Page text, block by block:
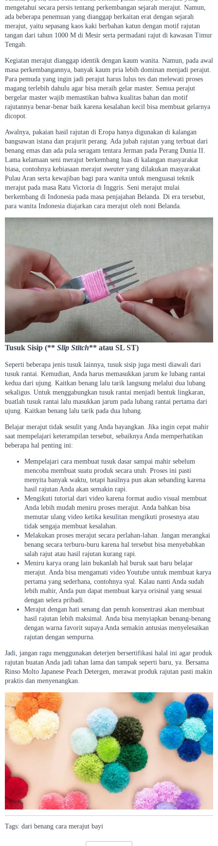
mengetahui secara persis tentang perkembangan sejarah merajut. Namun,
ada beberapa penemuan yang dianggap berkaitan erat dengan sejarah
merajut, yaitu sepasang kaos kaki berbahan katun dengan motif rajutan
tangan dari tahun 1000 M di Mesir serta permadani rajut di kawasan Timur
Tengah.
Kegiatan merajut dianggap identik dengan kaum wanita. Namun, pada awal
masa perkembangannya, banyak kaum pria lebih dominan menjadi perajut.
Para pemuda yang ingin jadi perajut harus lulus tes dan melewati proses
magang terlebih dahulu agar bisa meraih gelar master. Semua perajut
bergelar master wajib memastikan bahwa kualitas bahan dan motif
rajutannya benar-benar baik karena kesalahan kecil bisa membuat gelarnya
dicopot.
Awalnya, pakaian hasil rajutan di Eropa hanya digunakan di kalangan
bangsawan istana dan prajurit perang. Ada jubah rajutan yang terbuat dari
benang emas dan ada pula seragam tentara Jerman pada Perang Dunia II.
Lama kelamaan seni merajut berkembang luas di kalangan masyarakat
biasa, contohnya kebiasaan merajut sweateryang dilakukan masyarakat
Pulau Aran serta kewajiban bagi para wanita untuk menguasai teknik
merajut pada masa Ratu Victoria di Inggris. Seni merajut mulai
berkembang di Indonesia pada masa penjajahan Belanda. Di era tersebut,
para wanita Indonesia diajarkan cara merajut oleh noni Belanda.
Tusuk Sisip (** Slip Stitch** atau SL ST)
Seperti beberapa jenis tusuk lainnya, tusuk sisip juga mesti diawali dari
tusuk rantai. Kemudian, Anda harus memasukkan jarum ke lubang rantai
kedua dari ujung. Kaitkan benang lalu tarik langsung melalui dua lubang
sekaligus. Untuk menggabungkan tusuk rantai menjadi bentuk lingkaran,
buatlah tusuk rantai lalu masukkan jarum pada lubang rantai pertama dari
ujung. Kaitkan benang lalu tarik pada dua lubang.
Belajar merajut tidak sesulit yang Anda bayangkan. Jika ingin cepat mahir
saat mempelajari keterampilan tersebut, sebaiknya Anda memperhatikan
beberapa hal penting ini:
Mempelajari cara membuat tusuk dasar sampai mahir sebelum
mencoba membuat suatu produk secara utuh. Proses ini pasti
menyita banyak waktu, tetapi hasilnya pun akan sebanding karena
hasil rajutan Anda akan semakin rapi.
Mengikuti tutorial dari video karena format audio visual membuat
Anda lebih mudah meniru proses merajut. Anda bahkan bisa
memutar ulang video ketika kesulitan mengikuti prosesnya atau
tidak sengaja membuat kesalahan.
Melakukan proses merajut secara perlahan-lahan. Jangan merangkai
benang secara terburu-buru karena hal tersebut bisa menyebabkan
salah rajut atau hasil rajutan kurang rapi.
Meniru karya orang lain bukanlah hal buruk saat baru belajar
merajut. Anda bisa mengamati video Youtube untuk membuat karya
pertama yang sederhana, contohnya syal. Kalau nanti Anda sudah
lebih mahir, Anda pun dapat membuat karya orisinal yang sesuai
dengan selera pribadi.
Merajut dengan hati senang dan penuh konsentrasi akan membuat
hasil rajutan lebih maksimal. Anda bisa menyiapkan benang-benang
dengan warna favorit supaya Anda semakin antusias menyelesaikan
rajutan dengan sempurna.
Jadi, jangan ragu menggunakan deterjen bersertifikasi halal ini agar produk
rajutan buatan Anda jadi tahan lama dan tampak seperti baru, ya. Bersama
Rinso Molto Japanese Peach Detergen, merawat produk rajutan pasti makin
praktis dan menyenangkan.
Tags: dari benang cara merajut bayi